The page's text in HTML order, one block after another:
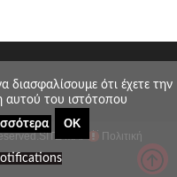
SITE MAP Πολιτική
διασφαλίσουμε ότι έχετε την
αυτού του ιστότοπου
ΟΚ